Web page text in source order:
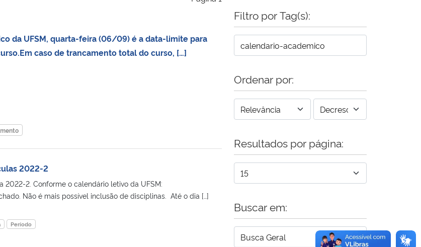
da UFSM, quarta-feira (06/09) é a data-limite para
caso de trancamento total do curso, […]
2022-2
2022-2. Conforme o calendário letivo da UFSM:
Não é mais possível inclusão de disciplinas. Até o dia […]
Período
Filtro por Tag(s):
Ordenar por:
Resultados por página:
Buscar em: